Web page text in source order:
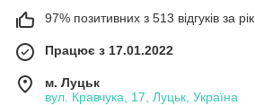
97% позитивних з 513 відгуків за рік
Працює з 17.01.2022
м. Луцьк
вул. Кравчука, 17, Луцьк, Україна